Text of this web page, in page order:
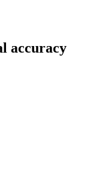
accuracy